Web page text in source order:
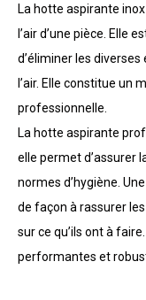
La hotte aspirante
l’air d’une pièce. Elle
d’éliminer les
l’air. Elle constitue un
professionnelle.
La hotte aspirante
elle permet d’assurer
normes d’hygiène.
de façon à rassurer
sur ce qu’ils ont à
performantes et